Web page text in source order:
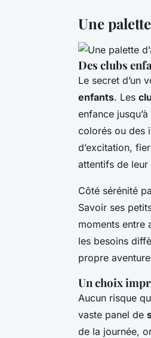
Une
Des clubs
Le secret d’un
enfants. Les
enfance
colorés ou des
d’excitation,
attentifs de leur
Côté sérénité
Savoir ses
moments entre
les besoins
propre
Un choix
Aucun risque
vaste panel de
de la journée,